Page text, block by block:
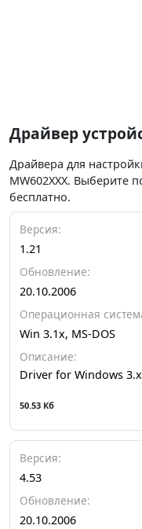
Драйвер
Драйвера для
MW602XXX. Выберите
бесплатно.
Версия:
1.21
Обновление:
20.10.2006
Операционная
Win 3.1x, MS-DOS
Описание:
Driver for Windows
50.53 Кб
Версия:
4.53
Обновление:
20.10.2006